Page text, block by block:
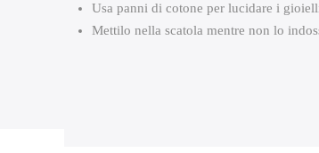
Usa panni di cotone per lucidare i
Mettilo nella scatola mentre non lo